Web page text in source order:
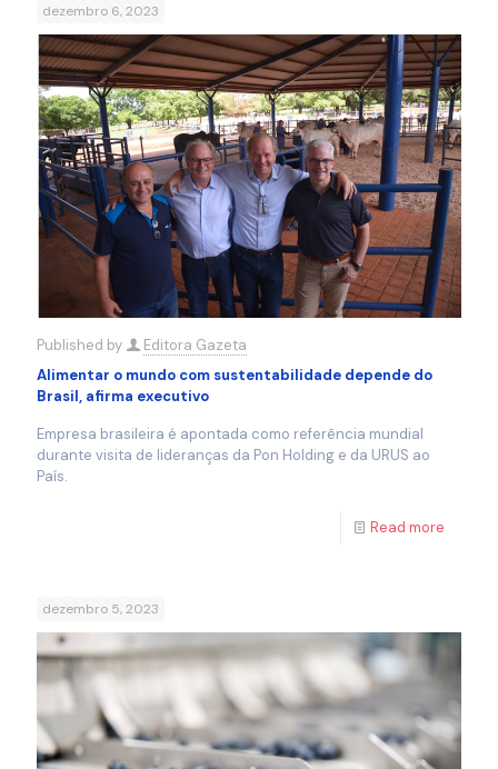
dezembro 6, 2023
Published by
Editora Gazeta
Alimentar o mundo com sustentabilidade depende do
Brasil, afirma executivo
Empresa brasileira é apontada como referência mundial
durante visita de lideranças da Pon Holding e da URUS ao
País.
Read more
dezembro 5, 2023